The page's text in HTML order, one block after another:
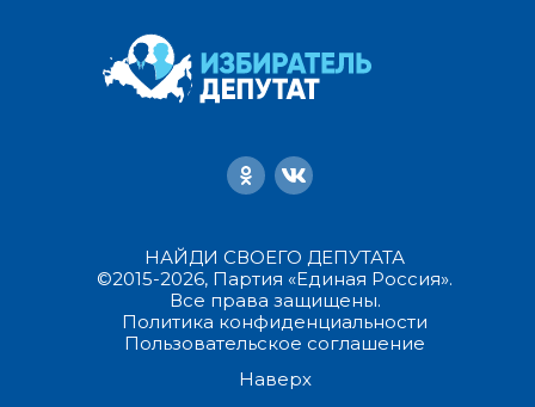
НАЙДИ СВОЕГО ДЕПУТАТА
©2015-2026, Партия «Единая Россия».
Все права защищены.
Политика конфиденциальности
Пользовательское соглашение
Наверх